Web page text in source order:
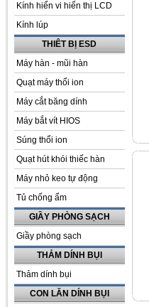
Kính hiển vi hiển thị LCD
Kính lúp
THIÊT BỊ ESD
Máy hàn - mũi hàn
Quạt máy thổi ion
Máy cắt băng dính
Máy bắt vít HIOS
Súng thổi ion
Quạt hút khói thiếc hàn
Máy nhỏ keo tự động
Tủ chống ẩm
GIẦY PHÒNG SẠCH
Giầy phòng sạch
THẢM DÍNH BỤI
Thảm dính bụi
CON LĂN DÍNH BỤI